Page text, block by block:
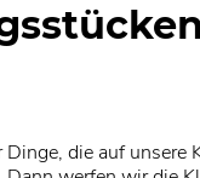
die auf